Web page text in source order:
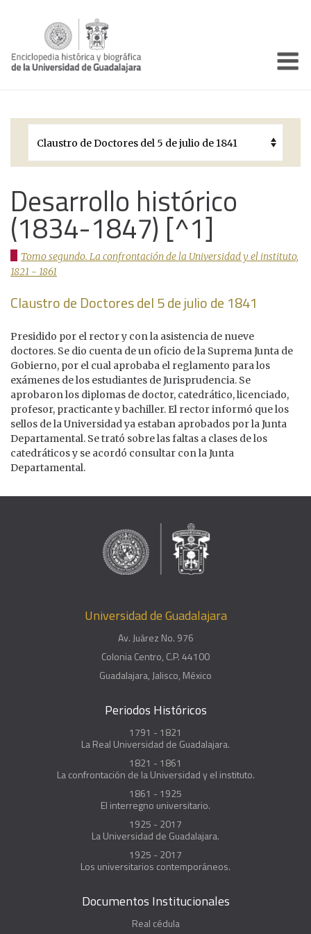
Períodos Históricos
Galería
Documentos institucionales
Desarrollo histórico
(1834-1847) [^1]
Tomo segundo. La confrontación de la Universidad y el instituto,
1821 - 1861
Claustro de Doctores del 5 de julio de 1841
Presidido por el rector y con la asistencia de nueve
doctores. Se dio cuenta de un oficio de la Suprema Junta de
Gobierno, por el cual aprobaba el reglamento para los
exámenes de los estudiantes de Jurisprudencia. Se
aprobaron los diplomas de doctor, catedrático, licenciado,
profesor, practicante y bachiller. El rector informó que los
sellos de la Universidad ya estaban aprobados por la Junta
Departamental. Se trató sobre las faltas a clases de los
catedráticos y se acordó consultar con la Junta
Departamental.
Universidad de Guadalajara
Av. Juárez No. 976
Colonia Centro, C.P. 44100
Guadalajara, Jalisco, México
Periodos Históricos
1791 - 1821
La Real Universidad de Guadalajara.
1821 - 1861
La confrontación de la Universidad y el instituto.
1861 - 1925
El interregno universitario.
1925 - 2017
La Universidad de Guadalajara.
1925 - 2017
Los universitarios contemporáneos.
Documentos Institucionales
Real cédula